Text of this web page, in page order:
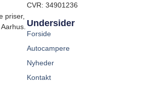
priser,
CVR: 34901236
Undersider
Forside
Autocampere
Nyheder
Kontakt